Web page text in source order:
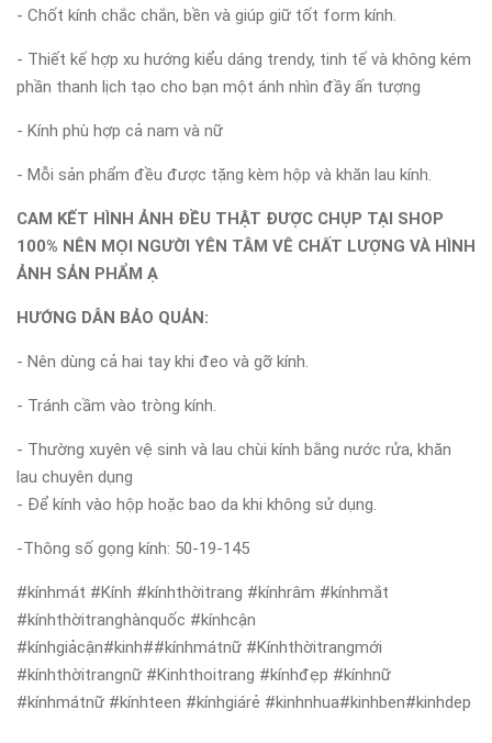
- Chốt kính chắc chắn, bền và giúp giữ tốt form kính.
- Thiết kế hợp xu hướng kiểu dáng trendy, tinh tế và không kém
phần thanh lịch tạo cho bạn một ánh nhìn đầy ấn tượng
- Kính phù hợp cả nam và nữ
- Mỗi sản phẩm đều được tặng kèm hộp và khăn lau kính.
CAM KẾT HÌNH ẢNH ĐỀU THẬT ĐƯỢC CHỤP TẠI SHOP
100% NÊN MỌI NGƯỜI YÊN TÂM VÊ CHẤT LƯỢNG VÀ HÌNH
ẢNH SẢN PHẨM Ạ
HƯỚNG DẪN BẢO QUẢN:
- Nên dùng cả hai tay khi đeo và gỡ kính.
- Tránh cầm vào tròng kính.
- Thường xuyên vệ sinh và lau chùi kính bằng nước rửa, khăn
lau chuyên dụng
- Để kính vào hộp hoặc bao da khi không sử dụng.
-Thông số gọng kính: 50-19-145
#kínhmát #Kính #kínhthờitrang #kínhrâm #kínhmắt
#kínhthờitranghànquốc #kínhcận
#kínhgiảcận#kinh##kínhmátnữ #Kínhthờitrangmới
#kínhthờitrangnữ #Kinhthoitrang #kínhđẹp #kínhnữ
#kínhmátnữ #kínhteen #kínhgiárẻ #kinhnhua#kinhben#kinhdep